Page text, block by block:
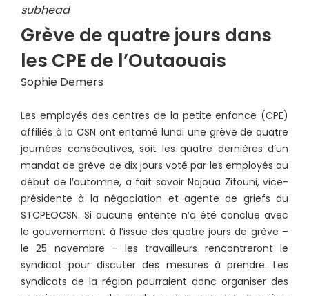
subhead
Grève de quatre jours dans
les CPE de l’Outaouais
Sophie Demers
Les employés des centres de la petite enfance (CPE)
affiliés à la CSN ont entamé lundi une grève de quatre
journées consécutives, soit les quatre dernières d’un
mandat de grève de dix jours voté par les employés au
début de l’automne, a fait savoir Najoua Zitouni, vice-
présidente à la négociation et agente de griefs du
STCPEOCSN. Si aucune entente n’a été conclue avec
le gouvernement à l’issue des quatre jours de grève –
le 25 novembre – les travailleurs rencontreront le
syndicat pour discuter des mesures à prendre. Les
syndicats de la région pourraient donc organiser des